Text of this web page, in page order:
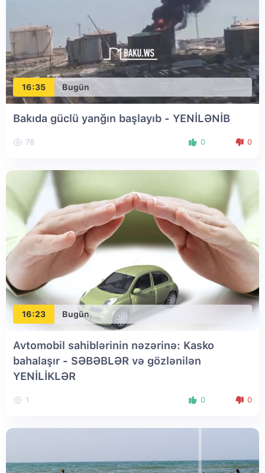
16:35 Bugün
Bakıda güclü yanğın başlayıb - YENİLƏNİB
78 0 0
16:23 Bugün
Avtomobil sahiblərinin nəzərinə: Kasko
bahalaşır - SƏBƏBLƏR və gözlənilən
YENİLİKLƏR
1 0 0